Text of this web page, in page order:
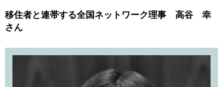
移住者と連帯する全国ネットワーク理事 高谷 幸
さん